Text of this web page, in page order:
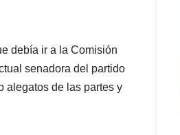
debía ir a la Comisión
senadora del partido
alegatos de las partes y